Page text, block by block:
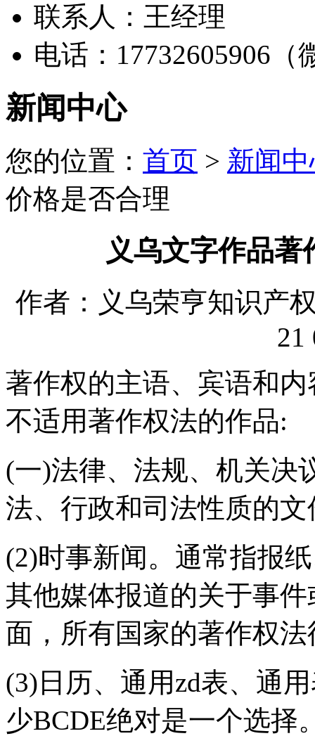
联系人：王经理
电话：17732605906（
新闻中心
您的位置： 首页 > 新闻
价格是否合理
义乌文字作品
作者：义乌荣亨知识产
21
著作权的主语、宾语和
不适用著作权法的作品:
(一)法律、法规、机关决
法、行政和司法性质的
(2)时事新闻。通常指报
其他媒体报道的关于事
面，所有国家的著作权
(3)日历、通用zd表、通
少BCDE绝对是一个选择